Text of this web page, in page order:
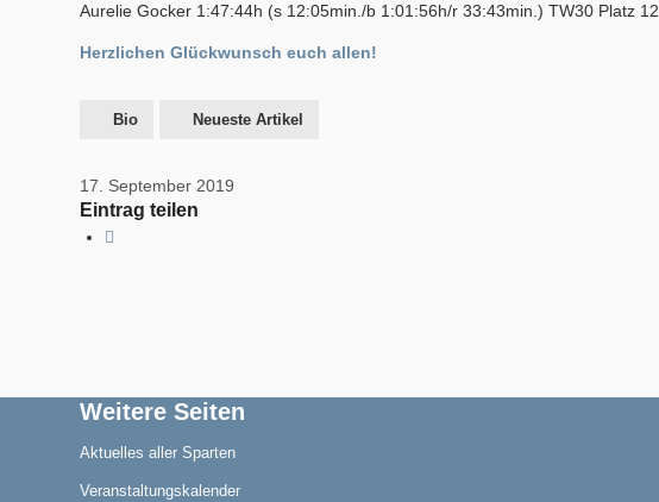
Geschichte
Triathlon
Termine/Training
Aurelie Gocker 1:47:44h (s 12:05min./b 1:01:56h/r 33:43min.) TW30 Platz 12
Herzlichen Glückwunsch euch allen!
Bio Neueste Artikel
17. September 2019
Eintrag teilen
Weitere Seiten
Aktuelles aller Sparten
Veranstaltungskalender